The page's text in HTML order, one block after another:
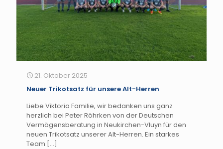
21. Oktober 2025
Neuer Trikotsatz für unsere Alt-Herren
Liebe Viktoria Familie, wir bedanken uns ganz
herzlich bei Peter Röhrken von der Deutschen
Vermögensberatung in Neukirchen-Vluyn für den
neuen Trikotsatz unserer Alt-Herren. Ein starkes
Team […]